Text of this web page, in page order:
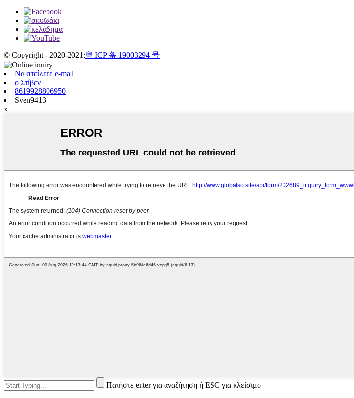
© Copyright - 2020-2021:粤 ICP 备 19003294 号
Να στείλετε e-mail
ο Στίβεν
8619928806950
Sven9413
x
Πατήστε enter για αναζήτηση ή ESC για κλείσιμο